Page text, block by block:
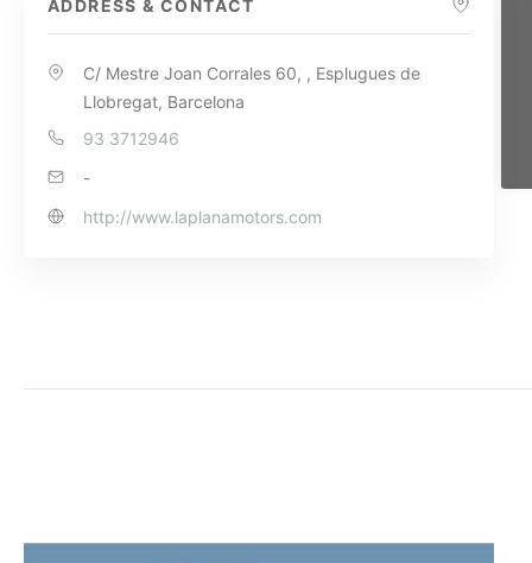
ADDRESS & CONTACT
C/ Mestre Joan Corrales 60, , Esplugues de
Llobregat, Barcelona
93 3712946
-
http://www.laplanamotors.com